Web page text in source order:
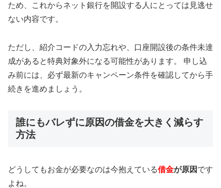
ため、これからネット銀行を開設する人にとっては見逃せ
ない内容です。
ただし、紹介コードの入力忘れや、口座開設後の条件未達
成があると特典対象外になる可能性があります。 申し込
み前には、必ず最新のキャンペーン条件を確認してから手
続きを進めましょう。
誰にもバレずに原因の借金を大きく減らす
方法
どうしてもお金が必要なのは今抱えている借金が原因 です
よね。